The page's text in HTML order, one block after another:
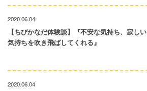
2020.06.04
【ちびかなだ体験談】『不安な気持ち、寂しい
気持ちを吹き飛ばしてくれる』
2020.06.04